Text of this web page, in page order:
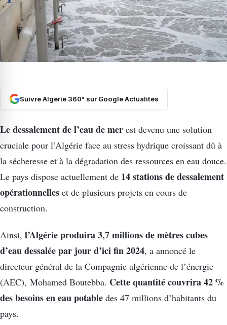
Suivre Algérie 360° sur Google Actualités
Le dessalement de l’eau de mer est devenu une solution
cruciale pour l’Algérie face au stress hydrique croissant dû à
la sécheresse et à la dégradation des ressources en eau douce.
Le pays dispose actuellement de 14 stations de dessalement
opérationnelles et de plusieurs projets en cours de
construction.
Ainsi, l’Algérie produira 3,7 millions de mètres cubes
d’eau dessalée par jour d’ici fin 2024, a annoncé le
directeur général de la Compagnie algérienne de l’énergie
(AEC), Mohamed Boutebba. Cette quantité couvrira 42 %
des besoins en eau potable des 47 millions d’habitants du
pays.